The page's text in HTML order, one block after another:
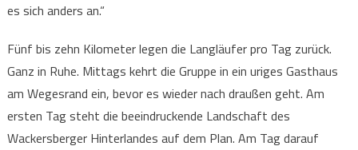
es sich anders an.“
Fünf bis zehn Kilometer legen die Langläufer pro Tag zurück.
Ganz in Ruhe. Mittags kehrt die Gruppe in ein uriges Gasthaus
am Wegesrand ein, bevor es wieder nach draußen geht. Am
ersten Tag steht die beeindruckende Landschaft des
Wackersberger Hinterlandes auf dem Plan. Am Tag darauf